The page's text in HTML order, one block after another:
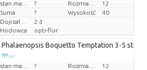
Cena za sztukę
?
12
Suma
? Wysokość
40
Dojrzałość
2-3
Hodowca
opti-flor
Phalaenopsis Boquetto Temptation 3-5 stem
??? -,--
Cena za sztukę
?
12